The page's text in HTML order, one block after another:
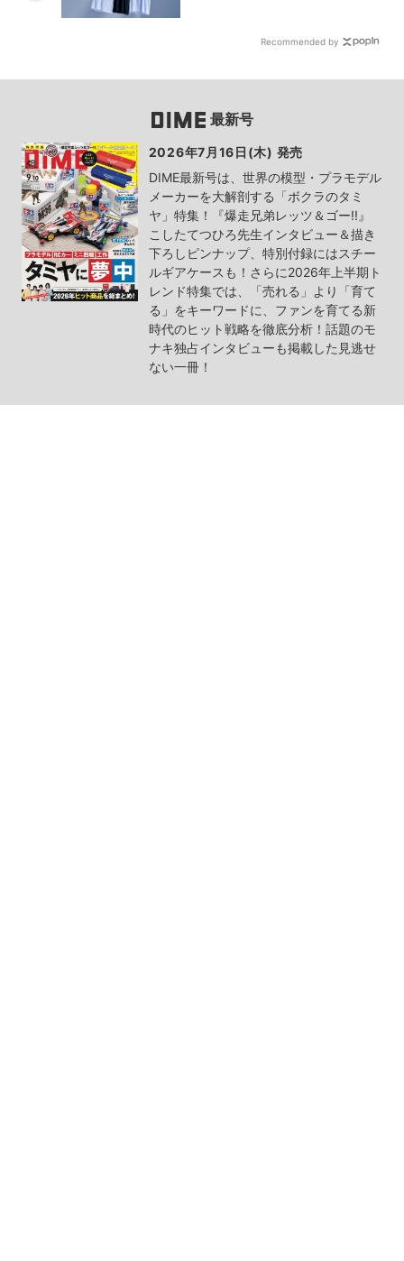
Recommended by
最新号
2026年7月16日(木) 発売
DIME最新号は、世界の模型・プラモデル
メーカーを大解剖する「ボクラのタミ
ヤ」特集！『爆走兄弟レッツ＆ゴー!!』
こしたてつひろ先生インタビュー＆描き
下ろしピンナップ、特別付録にはスチー
ルギアケースも！さらに2026年上半期ト
レンド特集では、「売れる」より「育て
る」をキーワードに、ファンを育てる新
時代のヒット戦略を徹底分析！話題のモ
ナキ独占インタビューも掲載した見逃せ
ない一冊！